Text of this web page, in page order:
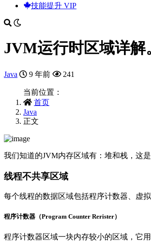
技能提升 VIP
JVM运行时区域详解
Java 9 年前 241
当前位置：
首页
Java
正文
我们知道的JVM内存区域有：堆和栈，这
线程不共享区域
每个线程的数据区域包括程序计数器、虚
程序计数器（Program Counter Rerister）
程序计数器区域一块内存较小的区域，它